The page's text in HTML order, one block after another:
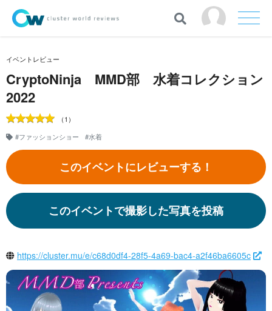
イベントレビュー
CryptoNinja MMD部 水着コレクション
2022
（1）
#ファッションショー
#水着
このイベントにレビューする！
このイベントで撮影した写真を投稿
https://cluster.mu/e/c68d0df4-28f5-4a69-bac4-a2f46ba6605c